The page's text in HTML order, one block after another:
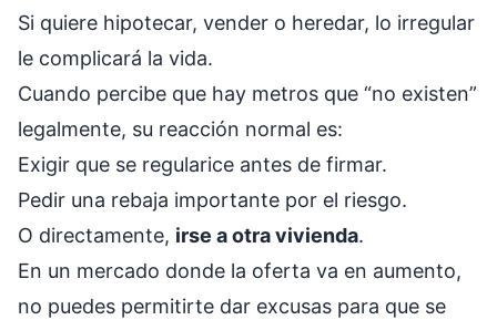
Si quiere hipotecar, vender o heredar, lo irregular
le complicará la vida.
Cuando percibe que hay metros que “no existen”
legalmente, su reacción normal es:
Exigir que se regularice antes de firmar.
Pedir una rebaja importante por el riesgo.
O directamente, irse a otra vivienda.
En un mercado donde la oferta va en aumento,
no puedes permitirte dar excusas para que se